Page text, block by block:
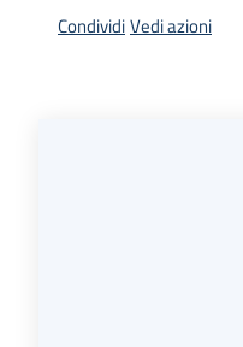
CondividiVedi azioni